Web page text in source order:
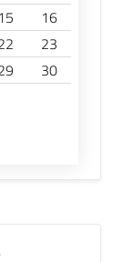
15
16
23
30